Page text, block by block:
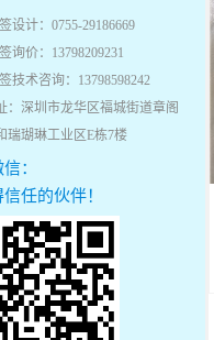
设计：0755-29186669
询价：13798209231
技术咨询：13798598242
：深圳市龙华区福城街道章阁
瑞瑚琳工业区E栋7楼
：
任的伙伴！